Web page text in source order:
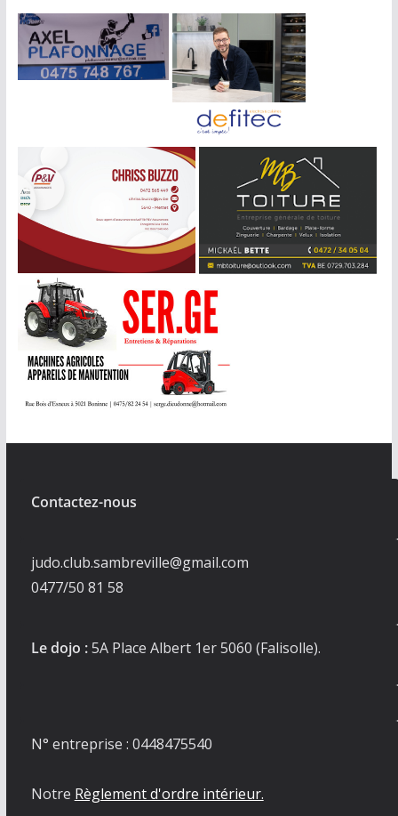
Contactez-nous
judo.club.sambreville@gmail.com
0477/50 81 58
Le dojo :5A Place Albert 1er 5060 (Falisolle).
N° entreprise : 0448475540
Notre Règlement d'ordre intérieur.